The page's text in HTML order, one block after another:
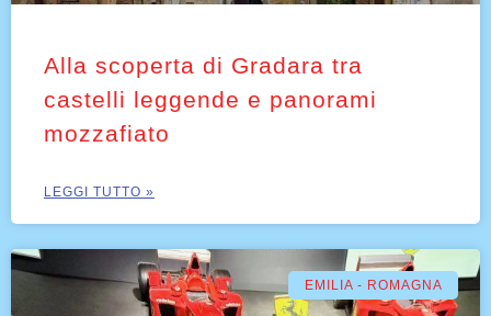
Alla scoperta di Gradara tra
castelli leggende e panorami
mozzafiato
LEGGI TUTTO »
EMILIA - ROMAGNA